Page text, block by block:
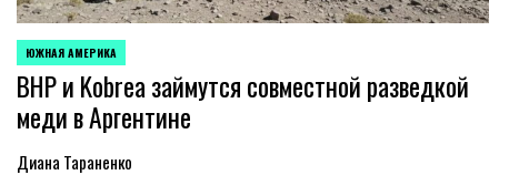
ОПУБЛИКОВАНО
В
ЮЖНАЯ АМЕРИКА
BHP и Kobrea займутся совместной разведкой
меди в Аргентине
Диана Тараненко